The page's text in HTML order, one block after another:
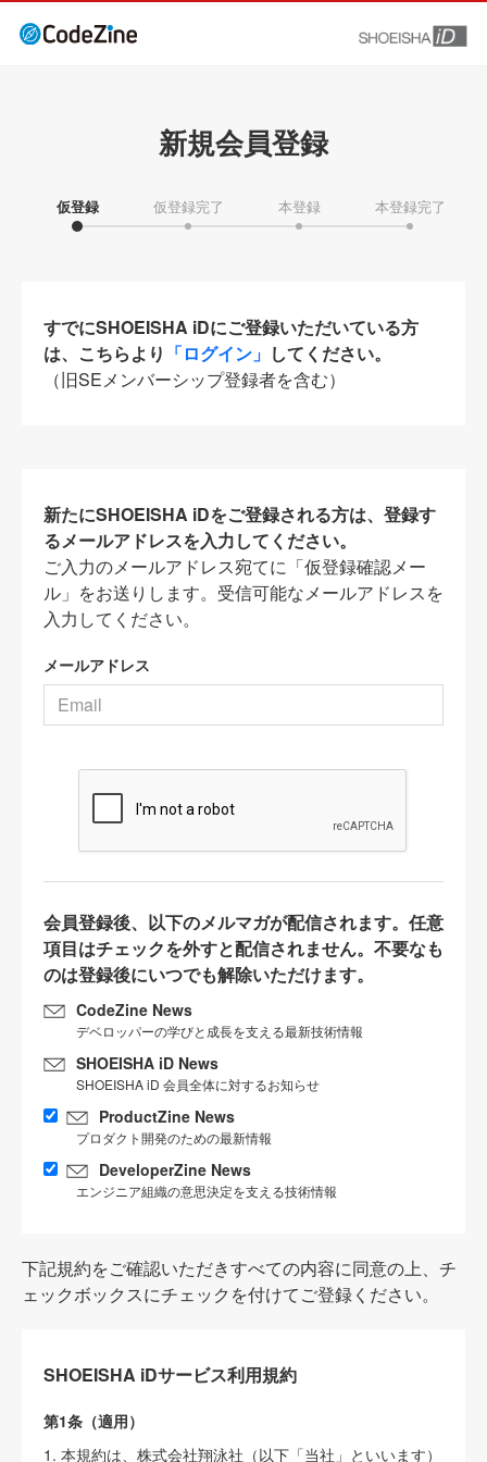
新規会員登録
仮登録 仮登録完了 本登録 本登録完了
すでにSHOEISHA iDにご登録いただいている方
は、こちらより 「ログイン」 してください。
（旧SEメンバーシップ登録者を含む）
新たにSHOEISHA iDをご登録される方は、登録す
るメールアドレスを入力してください。
ご入力のメールアドレス宛てに「仮登録確認メー
ル」をお送りします。受信可能なメールアドレスを
入力してください。
メールアドレス
会員登録後、以下のメルマガが配信されます。任意
項目はチェックを外すと配信されません。不要なも
のは登録後にいつでも解除いただけます。
CodeZine News
デベロッパーの学びと成長を支える最新技術情報
SHOEISHA iD News
SHOEISHA iD 会員全体に対するお知らせ
ProductZine News
プロダクト開発のための最新情報
DeveloperZine News
エンジニア組織の意思決定を支える技術情報
下記規約をご確認いただきすべての内容に同意の上、チ
ェックボックスにチェックを付けてご登録ください。
SHOEISHA iDサービス利用規約
第1条（適用）
1. 本規約は、株式会社翔泳社（以下「当社」といいます）